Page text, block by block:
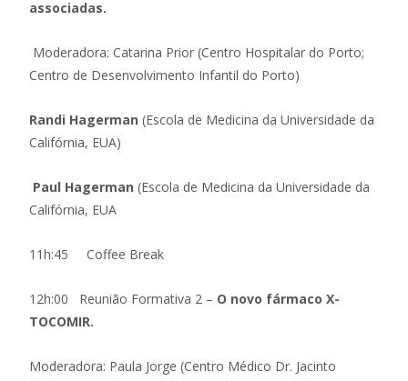
associadas.
Moderadora: Catarina Prior (Centro Hospitalar do Porto;
Centro de Desenvolvimento Infantil do Porto)
Randi Hagerman (Escola de Medicina da Universidade da
Califórnia, EUA)
Paul Hagerman (Escola de Medicina da Universidade da
Califórnia, EUA
11h:45 Coffee Break
12h:00 Reunião Formativa 2 – O novo fármaco X-
TOCOMIR.
Moderadora: Paula Jorge (Centro Médico Dr. Jacinto